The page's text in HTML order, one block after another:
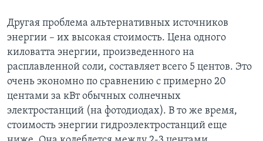
Другая проблема альтернативных источников
энергии – их высокая стоимость. Цена одного
киловатта энергии, произведенного на
расплавленной соли, составляет всего 5 центов. Это
очень экономно по сравнению с примерно 20
центами за кВт обычных солнечных
электростанций (на фотодиодах). В то же время,
стоимость энергии гидроэлектростанций еще